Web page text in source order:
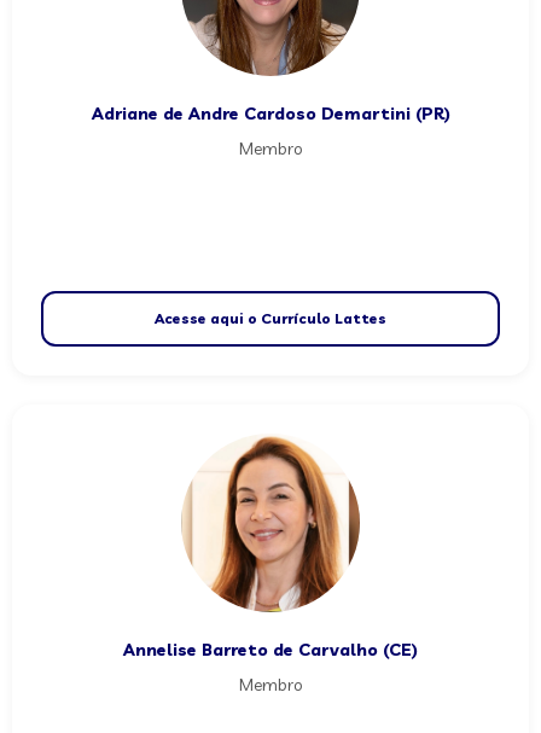
Adriane de Andre Cardoso Demartini (PR)
Membro
Acesse aqui o Currículo Lattes
Annelise Barreto de Carvalho (CE)
Membro